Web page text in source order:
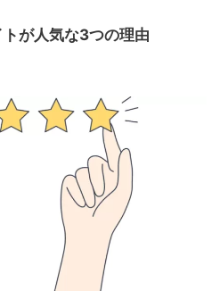
が人気な3つの理由